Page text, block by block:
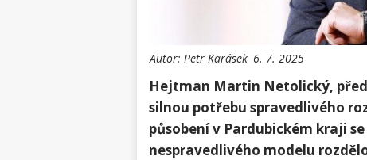
Autor: Petr Karásek 6. 7. 2025
Hejtman Martin Netolický,⁣
silnou potřebu spravedlivého
působení v Pardubickém kraji
nespravedlivého modelu